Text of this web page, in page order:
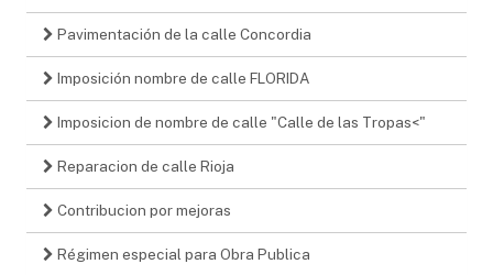
Pavimentación de la calle Concordia
Imposición nombre de calle FLORIDA
Imposicion de nombre de calle "Calle de las Tropas<"
Reparacion de calle Rioja
Contribucion por mejoras
Régimen especial para Obra Publica